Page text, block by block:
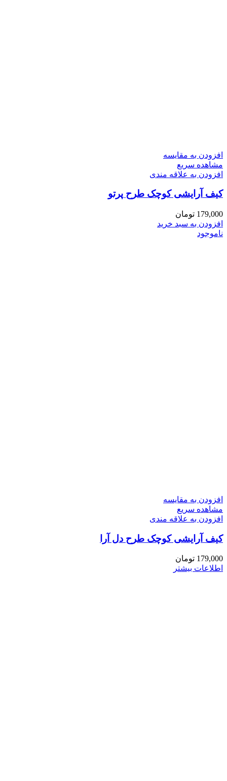
افزودن به مقایسه
مشاهده سریع
افزودن به علاقه مندی
کیف آرایشی کوچک طرح پرتو
179,000 تومان
افزودن به سبد خرید
ناموجود
افزودن به مقایسه
مشاهده سریع
افزودن به علاقه مندی
کیف آرایشی کوچک طرح دل آرا
179,000 تومان
اطلاعات بیشتر